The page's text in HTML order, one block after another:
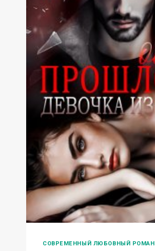
СОВРЕМЕННЫЙ ЛЮБОВНЫЙ РОМАН